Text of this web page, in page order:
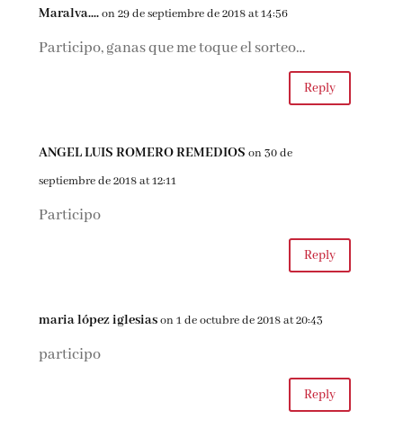
Maralva....on 29 de septiembre de 2018 at 14:56
Participo, ganas que me toque el sorteo…
Reply
ANGEL LUIS ROMERO REMEDIOS on 30 de
septiembre de 2018 at 12:11
Participo
Reply
maria lópez iglesiason 1 de octubre de 2018 at 20:43
participo
Reply